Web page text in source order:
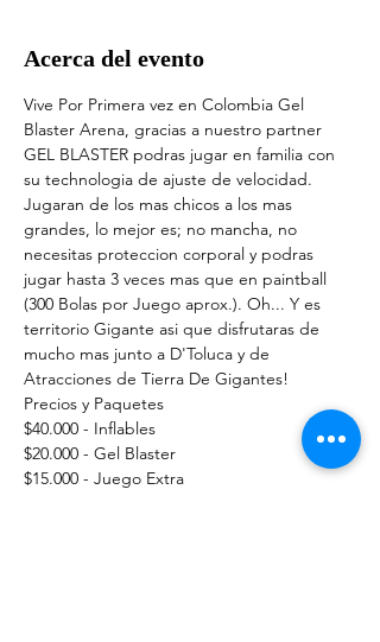
Acerca del evento
Vive Por Primera vez en Colombia Gel
Blaster Arena, gracias a nuestro partner
GEL BLASTER podras jugar en familia con
su technologia de ajuste de velocidad.
Jugaran de los mas chicos a los mas
grandes, lo mejor es; no mancha, no
necesitas proteccion corporal y podras
jugar hasta 3 veces mas que en paintball
(300 Bolas por Juego aprox.). Oh... Y es
territorio Gigante asi que disfrutaras de
mucho mas junto a D'Toluca y de
Atracciones de Tierra De Gigantes!
Precios y Paquetes
$40.000 - Inflables
$20.000 - Gel Blaster
$15.000 - Juego Extra